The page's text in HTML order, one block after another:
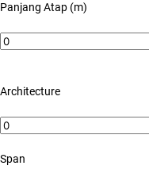
Panjang Atap (m)
Architecture
Span